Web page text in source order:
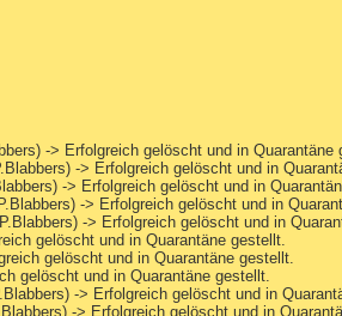
-> Erfolgreich gelöscht und in Quarantäne
-> Erfolgreich gelöscht und in
-> Erfolgreich gelöscht und in
-> Erfolgreich gelöscht und in
-> Erfolgreich gelöscht und in
gelöscht und in Quarantäne gestellt.
gelöscht und in Quarantäne gestellt.
gelöscht und in Quarantäne gestellt.
-> Erfolgreich gelöscht und in
-> Erfolgreich gelöscht und in